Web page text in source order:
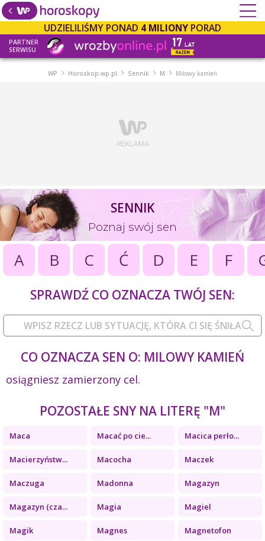
UDZIELILIŚMY PONAD 4 MILIONY PORAD
PARTNER
SERWISU
WP Horoskop.wp.pl Sennik M Milowy kamień
SENNIK
Poznaj swój sen
A B C Ć D E F
SPRAWDŹ CO OZNACZA TWÓJ SEN:
CO OZNACZA SEN O: MILOWY KAMIEŃ
osiągniesz zamierzony cel.
POZOSTAŁE SNY NA LITERĘ "M"
Maca Macać po cie... Macica perło...
Macierzyństw... Macocha Maczek
Maczuga Madonna Magazyn
Magazyn (cza... Magia Magiel
Magik Magnes Magnetofon